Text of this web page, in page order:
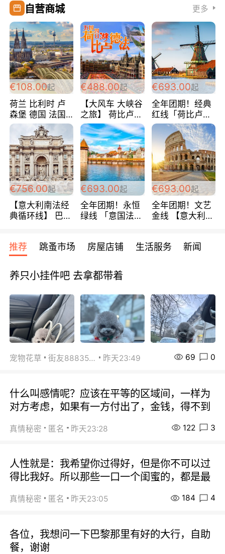
自营商城 更多
€108.00起
荷兰 比利时 卢
森堡 德国 法国
超爽玩遍西欧 循
环线 全程四星宾
馆 108欧/人/天
€488.00起
【大风车 大峡谷
之旅】 荷比卢德
法 巴黎上下 经
典五国四日游
488欧/人
€693.00起
全年团期！经典
红线「荷比卢德
法」七天循环 五
国 仅售99欧/人/
天！巴黎上下！
包拼房~
€756.00起
【意大利南法经
典循环线】 巴黎
宾馆 108欧/天起
全程756欧/位
€693.00起
全年团期！永恒
绿线 「意国法
欧/天起 ~包拼房
€693.00起
全年团期！文艺
金线 【意大利一
每周铁发！
推荐 跳蚤市场 房屋店铺 生活服务 新闻
养只小挂件吧 去拿都带着
宠物花草 街友88835518 昨天23:49 69 0
什么叫感情呢？应该在平等的区域间，一样为
对方考虑，如果有一方付出了，金钱，得不到
真情秘密 匿名 昨天23:28 122 3
人性就是：我希望你过得好，但是你不可以过
得比我好。所以那些一口一个闺蜜的，都是最
真情秘密 匿名 昨天23:05 184 4
各位，我想问一下巴黎那里有好的大行，自助
餐，谢谢